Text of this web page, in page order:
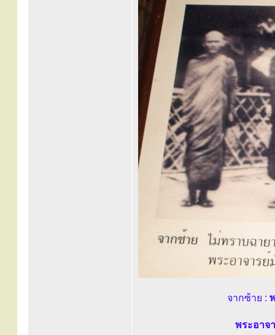
จากซ้าย :
พระอาจ